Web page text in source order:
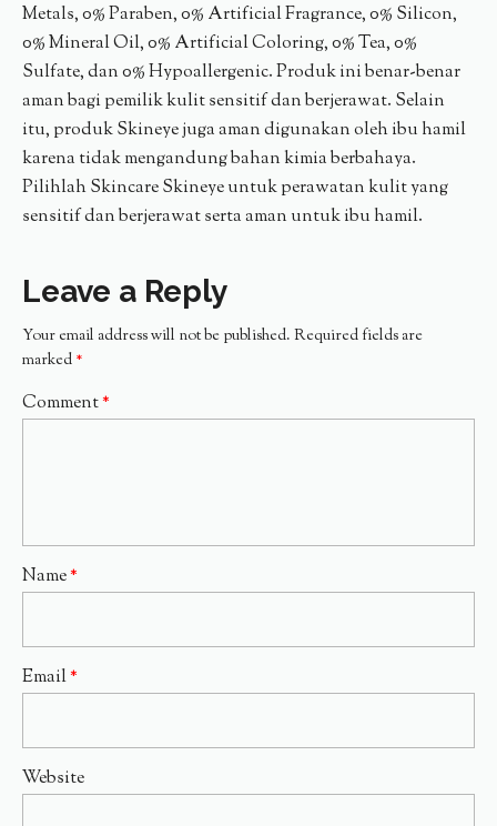
Metals, 0% Paraben, 0% Artificial Fragrance, 0% Silicon,
0% Mineral Oil, 0% Artificial Coloring, 0% Tea, 0%
Sulfate, dan 0% Hypoallergenic. Produk ini benar-benar
aman bagi pemilik kulit sensitif dan berjerawat. Selain
itu, produk Skineye juga aman digunakan oleh ibu hamil
karena tidak mengandung bahan kimia berbahaya.
Pilihlah Skincare Skineye untuk perawatan kulit yang
sensitif dan berjerawat serta aman untuk ibu hamil.
Leave a Reply
Your email address will not be published. Required fields are
marked *
Comment*
Name*
Email*
Website